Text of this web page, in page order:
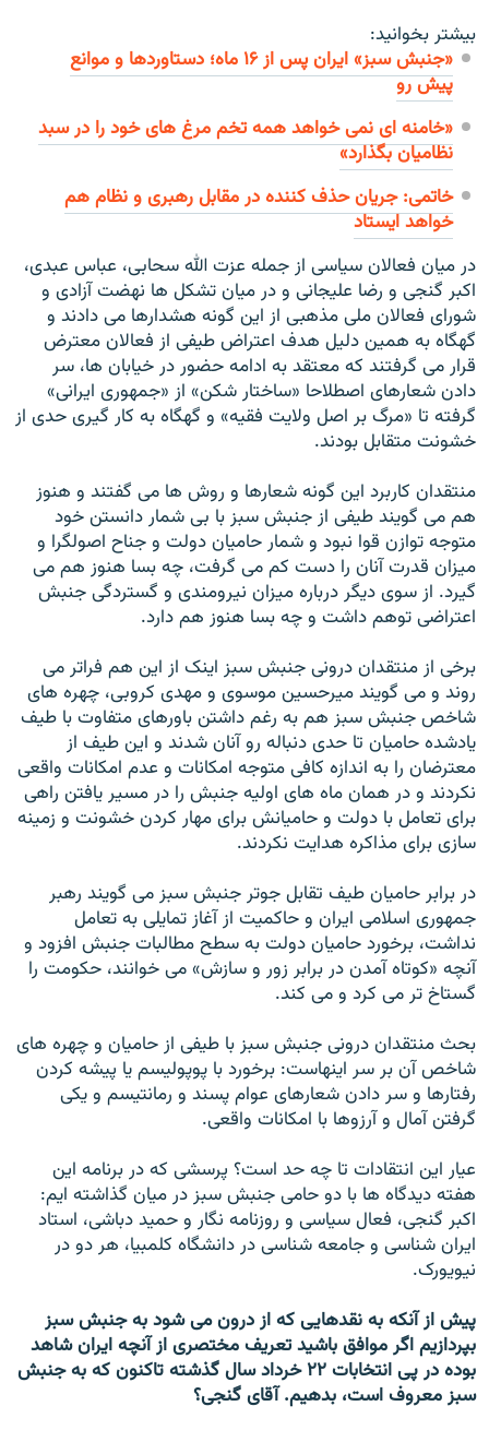
بیشتر بخوانید:
«جنبش سبز» ایران پس از ۱۶ ماه؛ دستاوردها و موانع
پیش رو
«خامنه ای نمی خواهد همه تخم مرغ های خود را در سبد
نظاميان بگذارد»
خاتمی: جریان حذف کننده در مقابل رهبری و نظام هم
خواهد ایستاد
در ميان فعالان سياسی از جمله عزت الله سحابی، عباس عبدی،
اکبر گنجی و رضا عليجانی و در ميان تشکل ها نهضت آزادی و
شورای فعالان ملی مذهبی از اين گونه هشدارها می دادند و
گهگاه به همين دليل هدف اعتراض طيفی از فعالان معترض
قرار می گرفتند که معتقد به ادامه حضور در خيابان ها، سر
دادن شعارهای اصطلاحا «ساختار شکن» از «جمهوری ايرانی»
گرفته تا «مرگ بر اصل ولايت فقيه» و گهگاه به کار گيری حدی از
خشونت متقابل بودند.
منتقدان کاربرد اين گونه شعارها و روش ها می گفتند و هنوز
هم می گويند طيفی از جنبش سبز با بی شمار دانستن خود
متوجه توازن قوا نبود و شمار حاميان دولت و جناح اصولگرا و
ميزان قدرت آنان را دست کم می گرفت، چه بسا هنوز هم می
گيرد. از سوی ديگر درباره ميزان نيرومندی و گستردگی جنبش
اعتراضی توهم داشت و چه بسا هنوز هم دارد.
برخی از منتقدان درونی جنبش سبز اينک از اين هم فراتر می
روند و می گويند ميرحسين موسوی و مهدی کروبی، چهره های
شاخص جنبش سبز هم به رغم داشتن باورهای متفاوت با طيف
يادشده حاميان تا حدی دنباله رو آنان شدند و اين طيف از
معترضان را به اندازه کافی متوجه امکانات و عدم امکانات واقعی
نکردند و در همان ماه های اوليه جنبش را در مسير يافتن راهی
برای تعامل با دولت و حاميانش برای مهار کردن خشونت و زمينه
سازی برای مذاکره هدايت نکردند.
در برابر حاميان طيف تقابل جوتر جنبش سبز می گويند رهبر
جمهوری اسلامی ايران و حاکميت از آغاز تمايلی به تعامل
نداشت، برخورد حاميان دولت به سطح مطالبات جنبش افزود و
آنچه «کوتاه آمدن در برابر زور و سازش» می خوانند، حکومت را
گستاخ تر می کرد و می کند.
بحث منتقدان درونی جنبش سبز با طيفی از حاميان و چهره های
شاخص آن بر سر اينهاست: برخورد با پوپوليسم يا پيشه کردن
رفتارها و سر دادن شعارهای عوام پسند و رمانتيسم و يکی
گرفتن آمال و آرزوها با امکانات واقعی.
عيار اين انتقادات تا چه حد است؟ پرسشی که در برنامه اين
هفته ديدگاه ها با دو حامی جنبش سبز در ميان گذاشته ايم:
اکبر گنجی، فعال سياسی و روزنامه نگار و حميد دباشی، استاد
ايران شناسی و جامعه شناسی در دانشگاه کلمبيا، هر دو در
نيويورک.
پيش از آنکه به نقدهايی که از درون می شود به جنبش سبز
بپردازيم اگر موافق باشيد تعريف مختصری از آنچه ايران شاهد
بوده در پی انتخابات ۲۲ خرداد سال گذشته تاکنون که به جنبش
سبز معروف است، بدهيم. آقای گنجی؟